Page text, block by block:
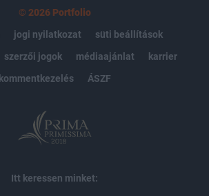
© 2026 Portfolio
jogi nyilatkozat
süti beállítások
szerzői jogok médiaajánlat
karrier
kommentkezelés
ÁSZF
Itt keressen minket: